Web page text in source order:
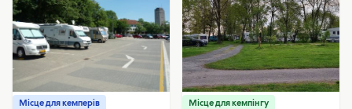
Місце для кемперів Місце для кемпінгу